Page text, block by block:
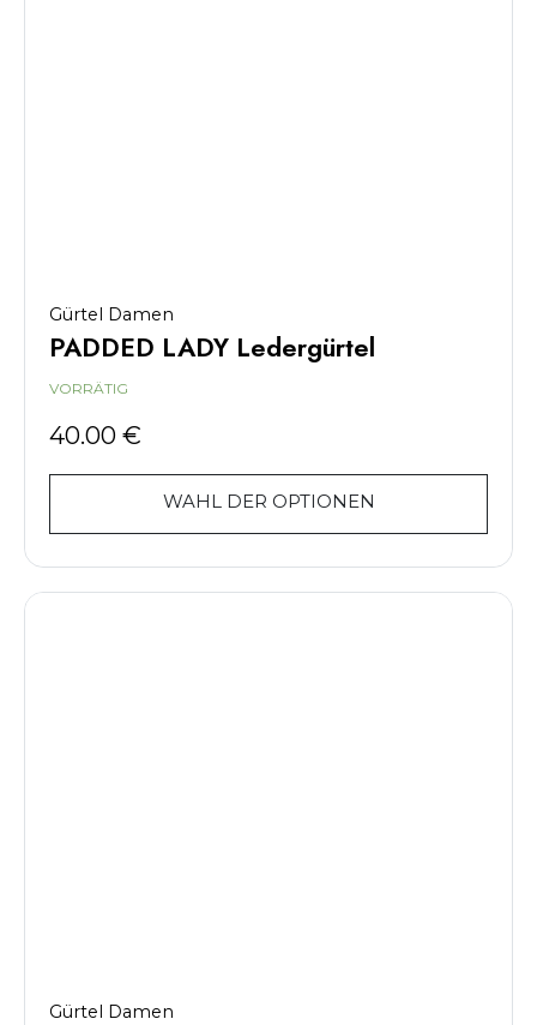
Gürtel Damen
PADDED LADY Ledergürtel
VORRÄTIG
40.00 €
WAHL DER OPTIONEN
Gürtel Damen